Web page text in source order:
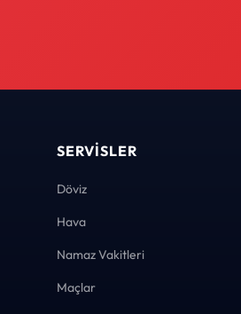
SERVISLER
Döviz
Hava
Namaz Vakitleri
Maçlar